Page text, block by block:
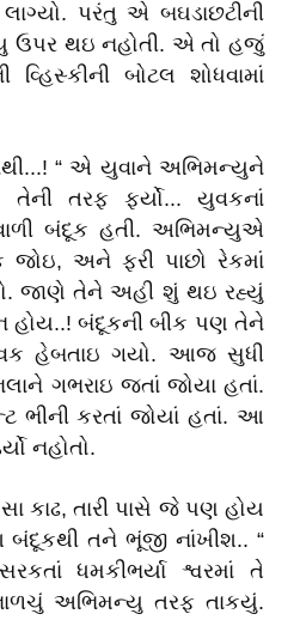
પરંતુ એ બઘડાછટીની
થઇ નહોતી. એ તો હજું
વ્હિસ્કીની બોટલ શોધવામાં
“ એ યુવાને અભિમન્યુને
તેની તરફ ફર્યો... યુવકનાં
બંદૂક હતી. અભિમન્યુએ
અને ફરી પાછો રેકમાં
જાણે તેને અહી શું થઇ રહ્યું
હોય..! બંદૂકની બીક પણ તેને
હેબતાઇ ગયો. આજ સુધી
ગભરાઇ જતાં જોયા હતાં.
ભીની કરતાં જોયાં હતાં. આ
નહોતો.
કાઢ, તારી પાસે જે પણ હોય
તને ભૂંજી નાંખીશ.. “
ધમકીભર્યા શ્વરમાં તે
અભિમન્યુ તરફ તાકયું.